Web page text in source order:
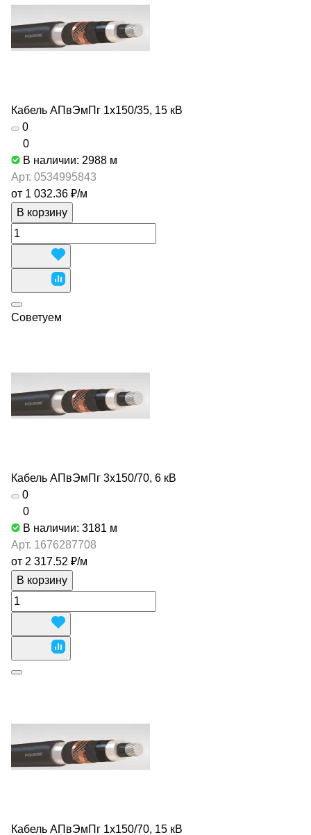
Кабель АПвЭмПг 1х150/35, 15 кВ
0
0
В наличии: 2988 м
Арт. 0534995843
от 1 032.36 ₽/м
В корзину
Советуем
Кабель АПвЭмПг 3х150/70, 6 кВ
0
0
В наличии: 3181 м
Арт. 1676287708
от 2 317.52 ₽/м
В корзину
Кабель АПвЭмПг 1х150/70, 15 кВ